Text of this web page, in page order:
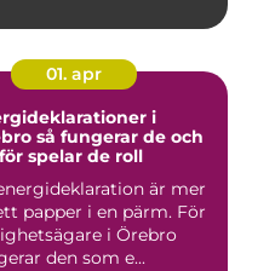
01. apr
i
de och
spelar de roll
är mer
papper i en pärm. För
i Örebro
den som e...